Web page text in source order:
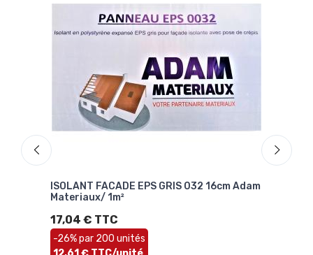
ISOLANT FACADE EPS GRIS 032 16cm Adam
Materiaux/ 1m²
17,04 € TTC
-26% par 200 unités